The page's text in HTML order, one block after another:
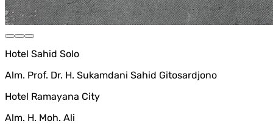
Hotel Sahid Solo
Alm. Prof. Dr. H. Sukamdani Sahid Gitosardjono
Hotel Ramayana City
Alm. H. Moh. Ali